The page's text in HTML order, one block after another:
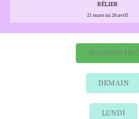
BÉLIER
21 mars au 20 avril
AUJOURD'HUI
DEMAIN
LUNDI